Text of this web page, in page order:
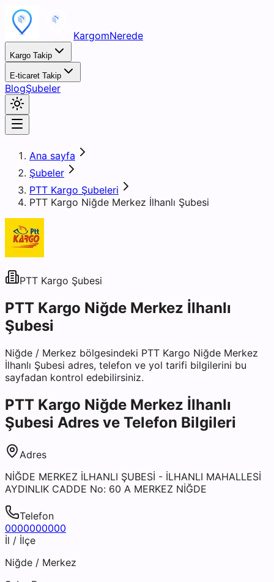
KargomNerede
Kargo Takip
E-ticaret Takip
BlogŞubeler
Ana sayfa
Şubeler
PTT Kargo Şubeleri
PTT Kargo Niğde Merkez İlhanlı Şubesi
PTT Kargo Şubesi
PTT Kargo Niğde Merkez İlhanlı
Şubesi
Niğde / Merkez bölgesindeki PTT Kargo Niğde Merkez
İlhanlı Şubesi adres, telefon ve yol tarifi bilgilerini bu
sayfadan kontrol edebilirsiniz.
PTT Kargo Niğde Merkez İlhanlı
Şubesi Adres ve Telefon Bilgileri
Adres
NİĞDE MERKEZ İLHANLI ŞUBESİ - İLHANLI MAHALLESİ
AYDINLIK CADDE No: 60 A MERKEZ NİĞDE
Telefon
0000000000
İl / İlçe
Niğde / Merkez